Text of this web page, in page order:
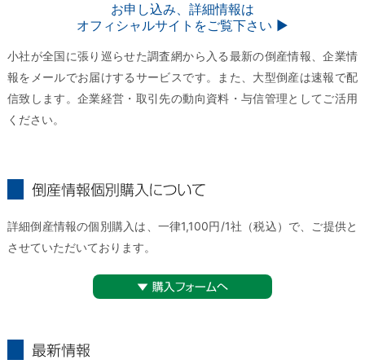
お申し込み、詳細情報は
オフィシャルサイトをご覧下さい ▶︎
小社が全国に張り巡らせた調査網から入る最新の倒産情報、企業情
報をメールでお届けするサービスです。また、大型倒産は速報で配
信致します。企業経営・取引先の動向資料・与信管理としてご活用
ください。
詳細倒産情報の個別購入は、一律1,100円/1社（税込）で、ご提供と
させていただいております。